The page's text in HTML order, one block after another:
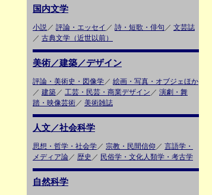
国内文学
小説／ 評論・エッセイ ／ 詩・短歌・俳句 ／ 文芸誌
／ 古典文学（近世以前）
美術／建築／デザイン
評論・美術史・図像学／ 絵画・写真・オブジェほか
／ 建築／ 工芸・民芸・商業デザイン ／ 演劇・舞
踏・映像芸術／ 美術雑誌
人文／社会科学
思想・哲学・社会学／ 宗教・民間信仰 ／ 言語学・
メディア論／ 歴史 ／ 民俗学・文化人類学・考古学
自然科学